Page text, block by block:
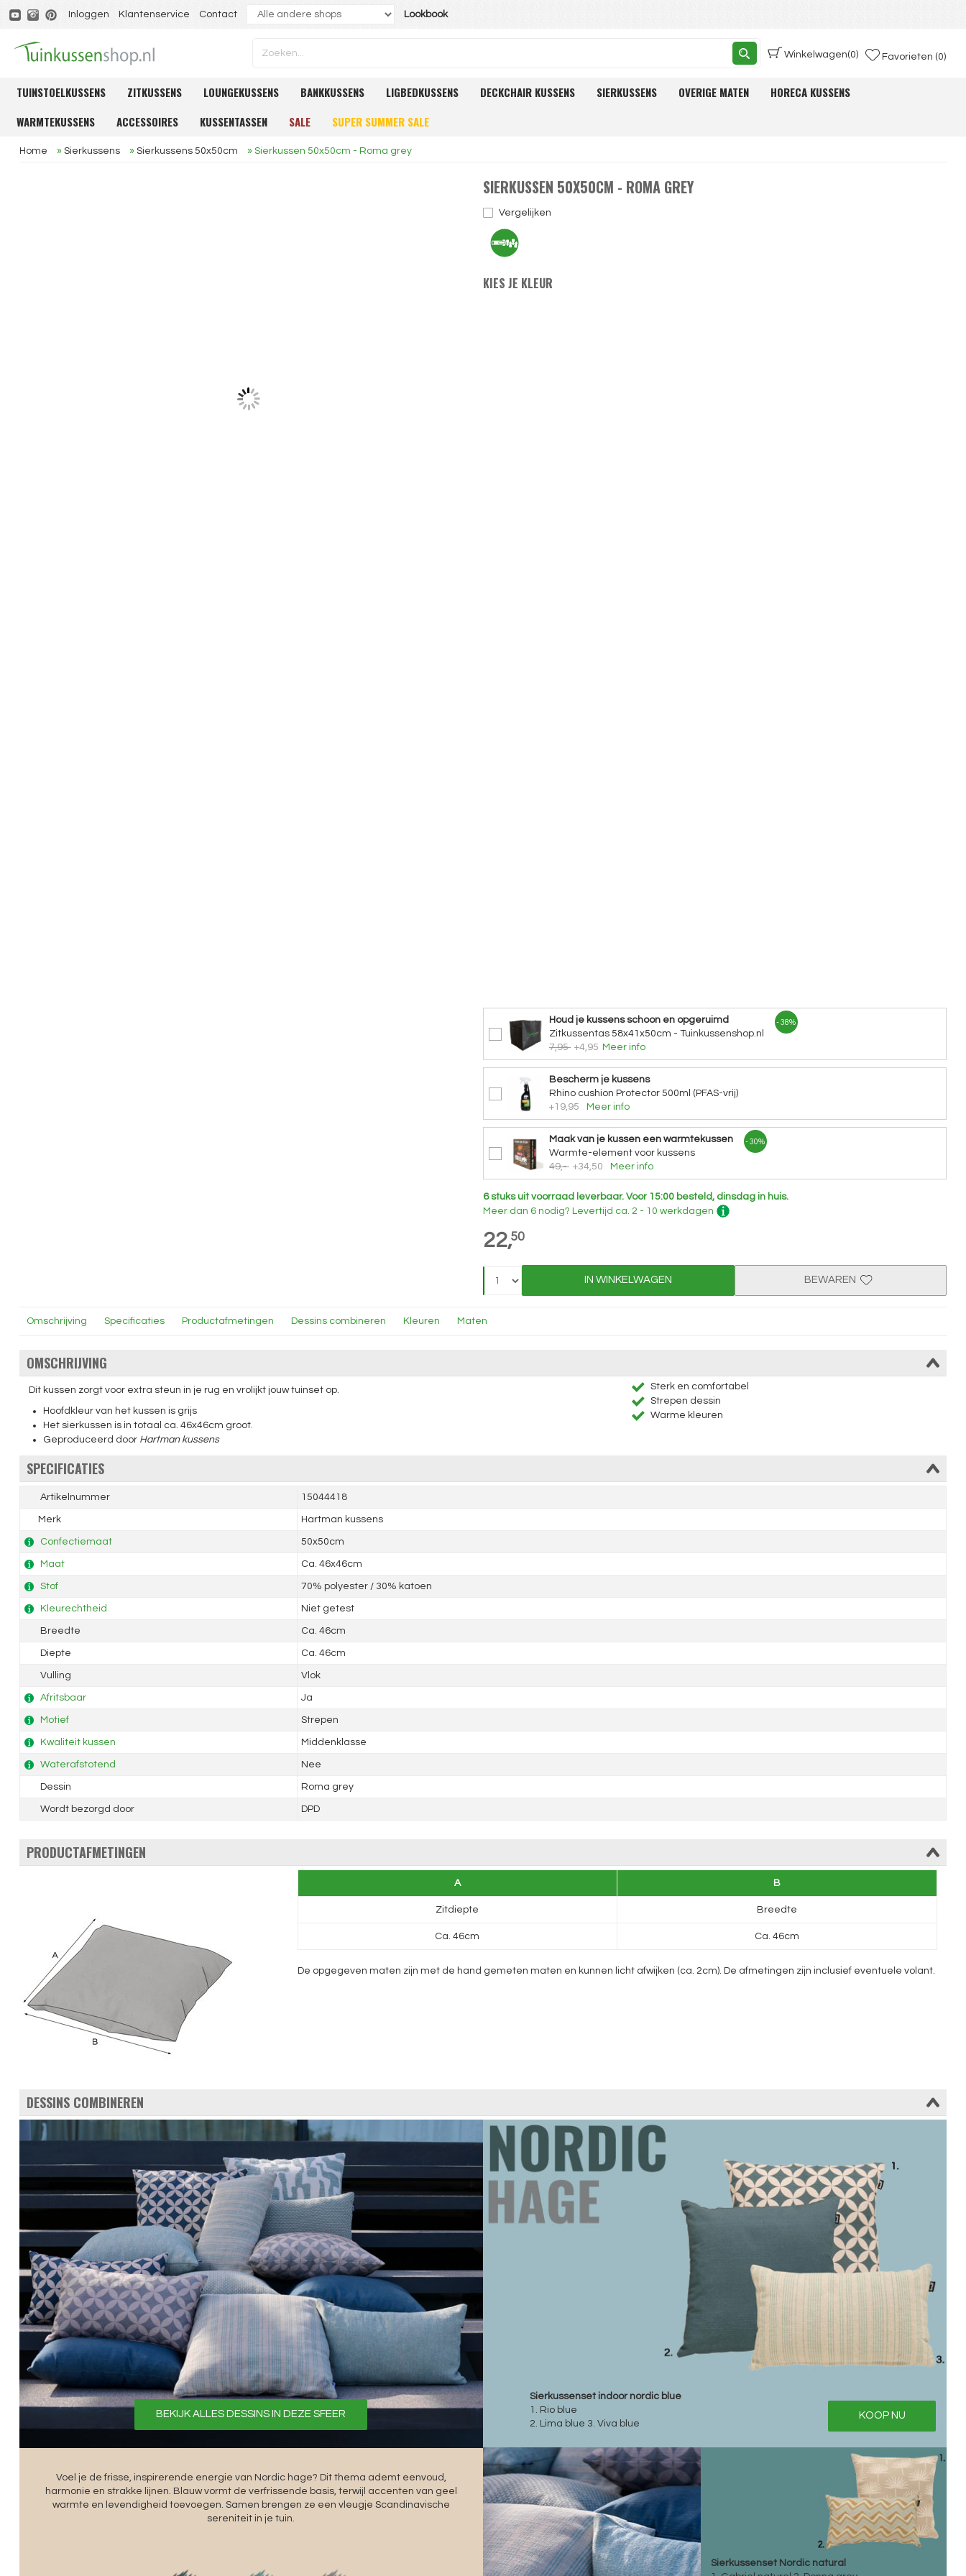
Inloggen Klantenservice Contact Lookbook
Winkelwagen(0) Favorieten (0)
TUINSTOELKUSSENS ZITKUSSENS LOUNGEKUSSENS BANKKUSSENS LIGBEDKUSSENS DECKCHAIR KUSSENS SIERKUSSENS OVERIGE MATEN
HORECA KUSSENS
WARMTEKUSSENS
ACCESSOIRES KUSSENTASSEN SALE SUPER SUMMER SALE
Home » Sierkussens » Sierkussens 50x50cm » Sierkussen 50x50cm - Roma grey
SIERKUSSEN 50X50CM - ROMA GREY
Vergelijken
KIES JE KLEUR
Houd je kussens schoon en opgeruimd
Zitkussentas 58x41x50cm - Tuinkussenshop.nl
7,95 +4,95 Meer info
- 38%
Bescherm je kussens
Rhino cushion Protector 500ml (PFAS-vrij)
+19,95
Meer info
Maak van je kussen een warmtekussen
Warmte-element voor kussens
49,- +34,50 Meer info
- 30%
6 stuks uit voorraad leverbaar. Voor 15:00 besteld, dinsdag in huis.
Meer dan 6 nodig? Levertijd ca. 2 - 10 werkdagen
22,50
IN WINKELWAGEN BEWAREN
Omschrijving Specificaties Productafmetingen Dessins combineren Kleuren Maten
OMSCHRIJVING
Dit kussen zorgt voor extra steun in je rug en vrolijkt jouw tuinset op.
Hoofdkleur van het kussen is grijs
Het sierkussen is in totaal ca. 46x46cm groot.
Geproduceerd door Hartman kussens
Sterk en comfortabel
Strepen dessin
Warme kleuren
SPECIFICATIES
Artikelnummer 15044418
Merk Hartman kussens
Confectiemaat 50x50cm
Maat Ca. 46x46cm
Stof 70% polyester / 30% katoen
Kleurechtheid Niet getest
Breedte Ca. 46cm
Diepte Ca. 46cm
Vulling Vlok
Afritsbaar Ja
Motief Strepen
Kwaliteit kussen Middenklasse
Waterafstotend Nee
Dessin Roma grey
Wordt bezorgd door DPD
PRODUCTAFMETINGEN
A B
Zitdiepte Breedte
Ca. 46cm Ca. 46cm
De opgegeven maten zijn met de hand gemeten maten en kunnen licht afwijken (ca. 2cm). De afmetingen zijn inclusief eventuele volant.
DESSINS COMBINEREN
BEKIJK ALLES DESSINS IN DEZE SFEER
Voel je de frisse, inspirerende energie van Nordic hage? Dit thema ademt eenvoud,
harmonie en strakke lijnen. Blauw vormt de verfrissende basis, terwijl accenten van geel
warmte en levendigheid toevoegen. Samen brengen ze een vleugje Scandinavische
sereniteit in je tuin.
Sierkussenset indoor nordic blue
1. Rio blue
2. Lima blue 3. Viva blue
KOOP NU
Sierkussenset Nordic natural